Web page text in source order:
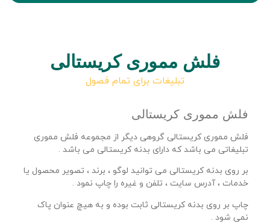
فلش مموری کریستالی
تبلیغات برای تمام فصول
فلش مموری کریستالی
فلش مموری کریستالی گروهی دیگر از مجموعه فلش مموری
تبلیغاتی می باشد که دارای بدنه کریستالی می باشد .
بر روی بدنه کریستالی می توانید لوگو ، برند ، تصویر محصول یا
خدمات ، آدرس سایت ، تلفن و غیره را چاپ نمود .
چاپ بر روی بدنه کریستالی ثابت بوده و به هیچ عنوان پاک
نمی شود .